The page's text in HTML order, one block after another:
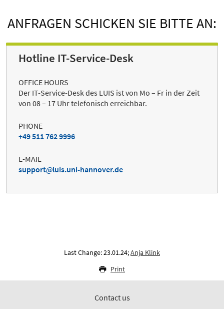
ANFRAGEN SCHICKEN SIE BITTE AN:
Hotline IT-Service-Desk
OFFICE HOURS
Der IT-Service-Desk des LUIS ist von Mo – Fr in der Zeit
von 08 – 17 Uhr telefonisch erreichbar.
PHONE
+49 511 762 9996
E-MAIL
support
luis.uni-hannover.de
Last Change: 23.01.24;Anja Klink
Print
Contact us